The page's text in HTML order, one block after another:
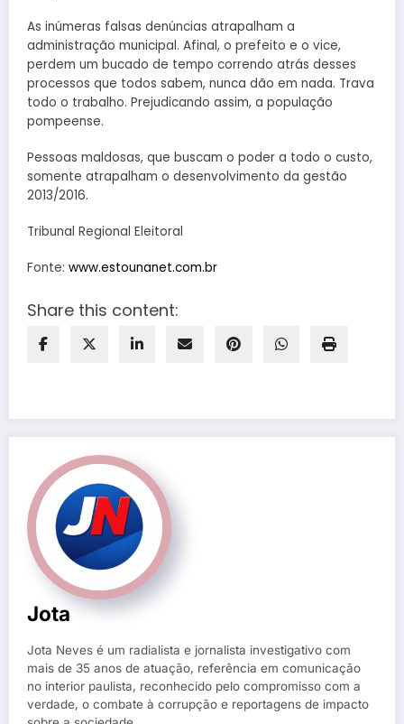
As inúmeras falsas denúncias atrapalham a
administração municipal. Afinal, o prefeito e o vice,
perdem um bucado de tempo correndo atrás desses
processos que todos sabem, nunca dão em nada. Trava
todo o trabalho. Prejudicando assim, a população
pompeense.
Pessoas maldosas, que buscam o poder a todo o custo,
somente atrapalham o desenvolvimento da gestão
2013/2016.
Tribunal Regional Eleitoral
Fonte: www.estounanet.com.br
Share this content:
Jota
Jota Neves é um radialista e jornalista investigativo com
mais de 35 anos de atuação, referência em comunicação
no interior paulista, reconhecido pelo compromisso com a
verdade, o combate à corrupção e reportagens de impacto